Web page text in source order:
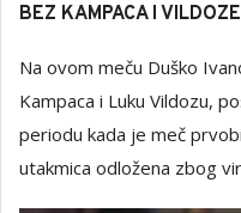
BEZ KAMPACA I VILDOZE
Na ovom meču Duško
Kampaca i Luku Vildozu,
periodu kada je meč
utakmica odložena zbog